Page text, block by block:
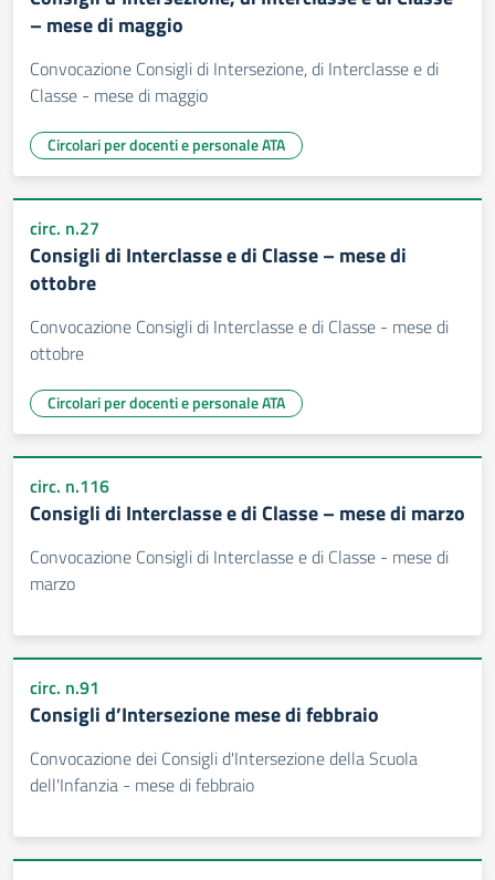
– mese di maggio
Convocazione Consigli di Intersezione, di Interclasse e di
Classe - mese di maggio
Circolari per docenti e personale ATA
circ. n.27
Consigli di Interclasse e di Classe – mese di
ottobre
Convocazione Consigli di Interclasse e di Classe - mese di
ottobre
Circolari per docenti e personale ATA
circ. n.116
Consigli di Interclasse e di Classe – mese di marzo
Convocazione Consigli di Interclasse e di Classe - mese di
marzo
circ. n.91
Consigli d’Intersezione mese di febbraio
Convocazione dei Consigli d'Intersezione della Scuola
dell'Infanzia - mese di febbraio